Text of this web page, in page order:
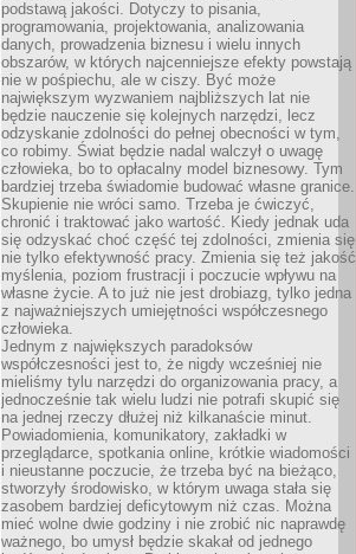
podstawą jakości. Dotyczy to pisania,
programowania, projektowania, analizowania
danych, prowadzenia biznesu i wielu innych
obszarów, w których najcenniejsze efekty powstają
nie w pośpiechu, ale w ciszy. Być może
największym wyzwaniem najbliższych lat nie
będzie nauczenie się kolejnych narzędzi, lecz
odzyskanie zdolności do pełnej obecności w tym,
co robimy. Świat będzie nadal walczył o uwagę
człowieka, bo to opłacalny model biznesowy. Tym
bardziej trzeba świadomie budować własne granice.
Skupienie nie wróci samo. Trzeba je ćwiczyć,
chronić i traktować jako wartość. Kiedy jednak uda
się odzyskać choć część tej zdolności, zmienia się
nie tylko efektywność pracy. Zmienia się też jakość
myślenia, poziom frustracji i poczucie wpływu na
własne życie. A to już nie jest drobiazg, tylko jedna
z najważniejszych umiejętności współczesnego
człowieka.
Jednym z największych paradoksów
współczesności jest to, że nigdy wcześniej nie
mieliśmy tylu narzędzi do organizowania pracy, a
jednocześnie tak wielu ludzi nie potrafi skupić się
na jednej rzeczy dłużej niż kilkanaście minut.
Powiadomienia, komunikatory, zakładki w
przeglądarce, spotkania online, krótkie wiadomości
i nieustanne poczucie, że trzeba być na bieżąco,
stworzyły środowisko, w którym uwaga stała się
zasobem bardziej deficytowym niż czas. Można
mieć wolne dwie godziny i nie zrobić nic naprawdę
ważnego, bo umysł będzie skakał od jednego